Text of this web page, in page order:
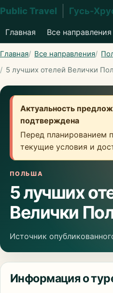
Public Travel Гусь-
Главная Все направления
Главная Все направления
5 лучших отелей Велички
Актуальность
подтверждена
Перед планированием
текущие условия и
ПОЛЬША
5 лучших
Велички
Источник
Информация о